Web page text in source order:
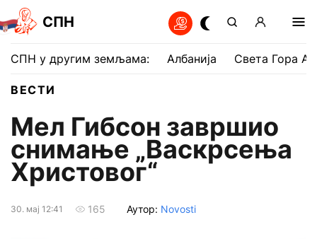
СПН
СПН у другим земљама: Албанија Света Гора
ВЕСТИ
Мел Гибсон завршио
снимање „Васкрсења
Христовог“
30. мај 12:41 165 Аутор: Novosti